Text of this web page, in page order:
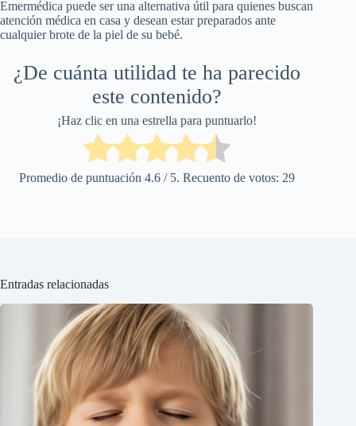
Emermédica puede ser una alternativa útil para quienes buscan
atención médica en casa y desean estar preparados ante
cualquier brote de la piel de su bebé.
¿De cuánta utilidad te ha parecido
este contenido?
¡Haz clic en una estrella para puntuarlo!
Promedio de puntuación 4.6/ 5. Recuento de votos: 29
Entradas relacionadas